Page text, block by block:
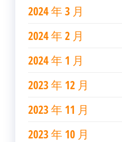
2024 年 3 月
2024 年 2 月
2024 年 1 月
2023 年 12 月
2023 年 11 月
2023 年 10 月